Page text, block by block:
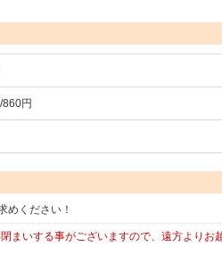
円
めください！
まいする事がございますので、遠方よりお